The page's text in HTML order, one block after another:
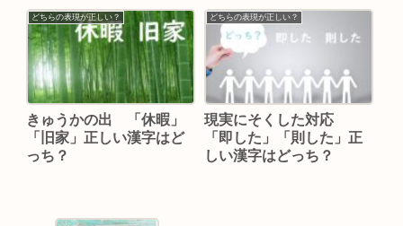
どちらの表現が正しい？
きゅうかの出 「休暇」
「旧家」正しい漢字はど
っち？
どちらの表現が正しい？
現実にそくした対応
「即した」「則した」正
しい漢字はどっち？